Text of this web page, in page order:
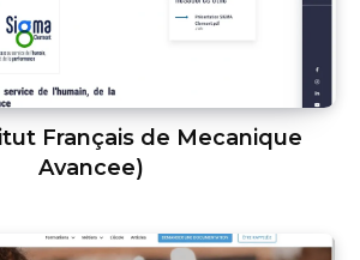
Français de Mecanique
Avancee)